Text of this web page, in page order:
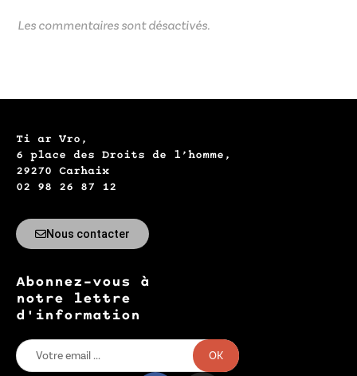
Les commentaires sont désactivés.
Ti ar Vro,
6 place des Droits de l’homme,
29270 Carhaix
02 98 26 87 12
Nous contacter
Abonnez-vous à
notre lettre
d'information
OK